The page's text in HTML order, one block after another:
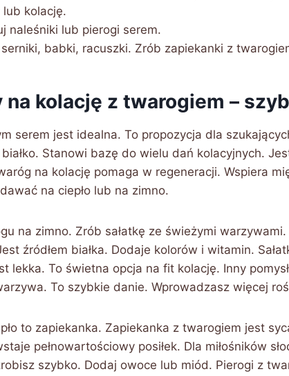
kolację.
naleśniki lub pierogi serem.
babki, racuszki. Zrób zapiekanki z
na kolację z twarogiem –
serem jest idealna. To propozycja dla
Stanowi bazę do wielu dań kolacyjnych.
na kolację pomaga w regeneracji. Wspiera
na ciepło lub na zimno.
na zimno. Zrób sałatkę ze świeżymi
źródłem białka. Dodaje kolorów i witamin.
lekka. To świetna opcja na fit kolację. Inny
To szybkie danie. Wprowadzasz więcej
to zapiekanka. Zapiekanka z twarogiem jest
pełnowartościowy posiłek. Dla miłośników
szybko. Dodaj owoce lub miód. Pierogi z